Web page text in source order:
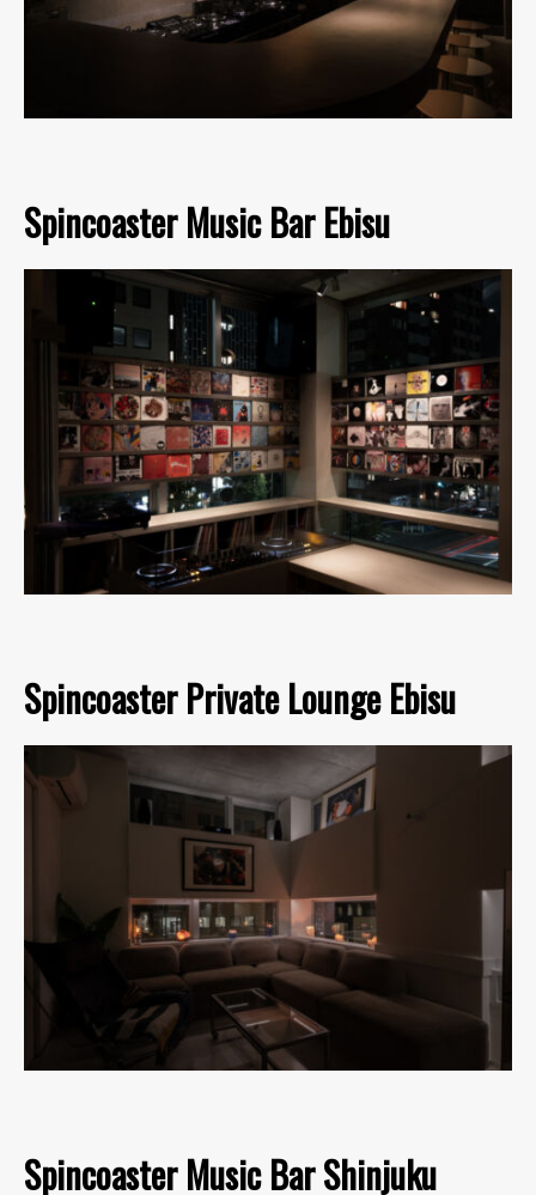
Spincoaster Music Bar Ebisu
Spincoaster Private Lounge Ebisu
Spincoaster Music Bar Shinjuku